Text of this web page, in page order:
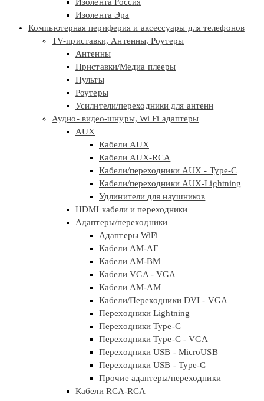
Изолента Россия
Изолента Эра
Компьютерная периферия и аксессуары для телефонов
TV-приставки, Антенны, Роутеры
Антенны
Приставки/Медиа плееры
Пульты
Роутеры
Усилители/переходники для антенн
Аудио- видео-шнуры, Wi Fi адаптеры
AUX
Кабели AUX
Кабели AUX-RCA
Кабели/переходники AUX - Type-C
Кабели/переходники AUX-Lightning
Удлинители для наушников
HDMI кабели и переходники
Адаптеры/переходники
Адаптеры WiFi
Кабели AM-AF
Кабели AM-BM
Кабели VGA - VGA
Кабели АМ-АМ
Кабели/Переходники DVI - VGA
Переходники Lightning
Переходники Type-C
Переходники Type-C - VGA
Переходники USB - MicroUSB
Переходники USB - Type-C
Прочие адаптеры/переходники
Кабели RCA-RCA